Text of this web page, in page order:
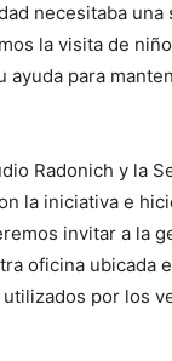
necesitaba
la visita de
para
Radonich y la
la iniciativa e
invitar a la
oficina ubicada
por los